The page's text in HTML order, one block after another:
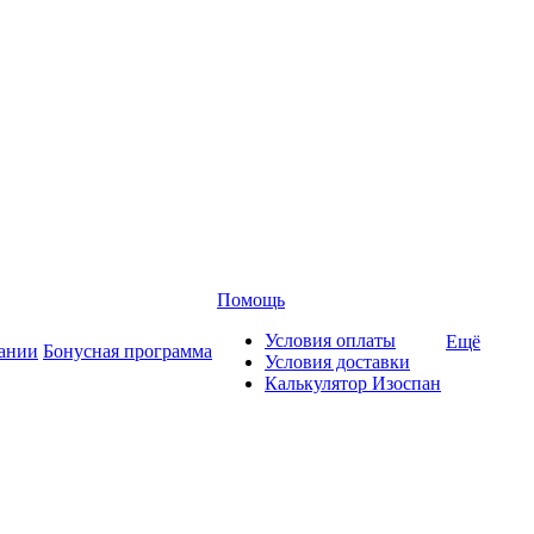
Бонусная программа
Помощь
Условия оплаты
Условия доставки
Калькулятор Изоспан
Ещё